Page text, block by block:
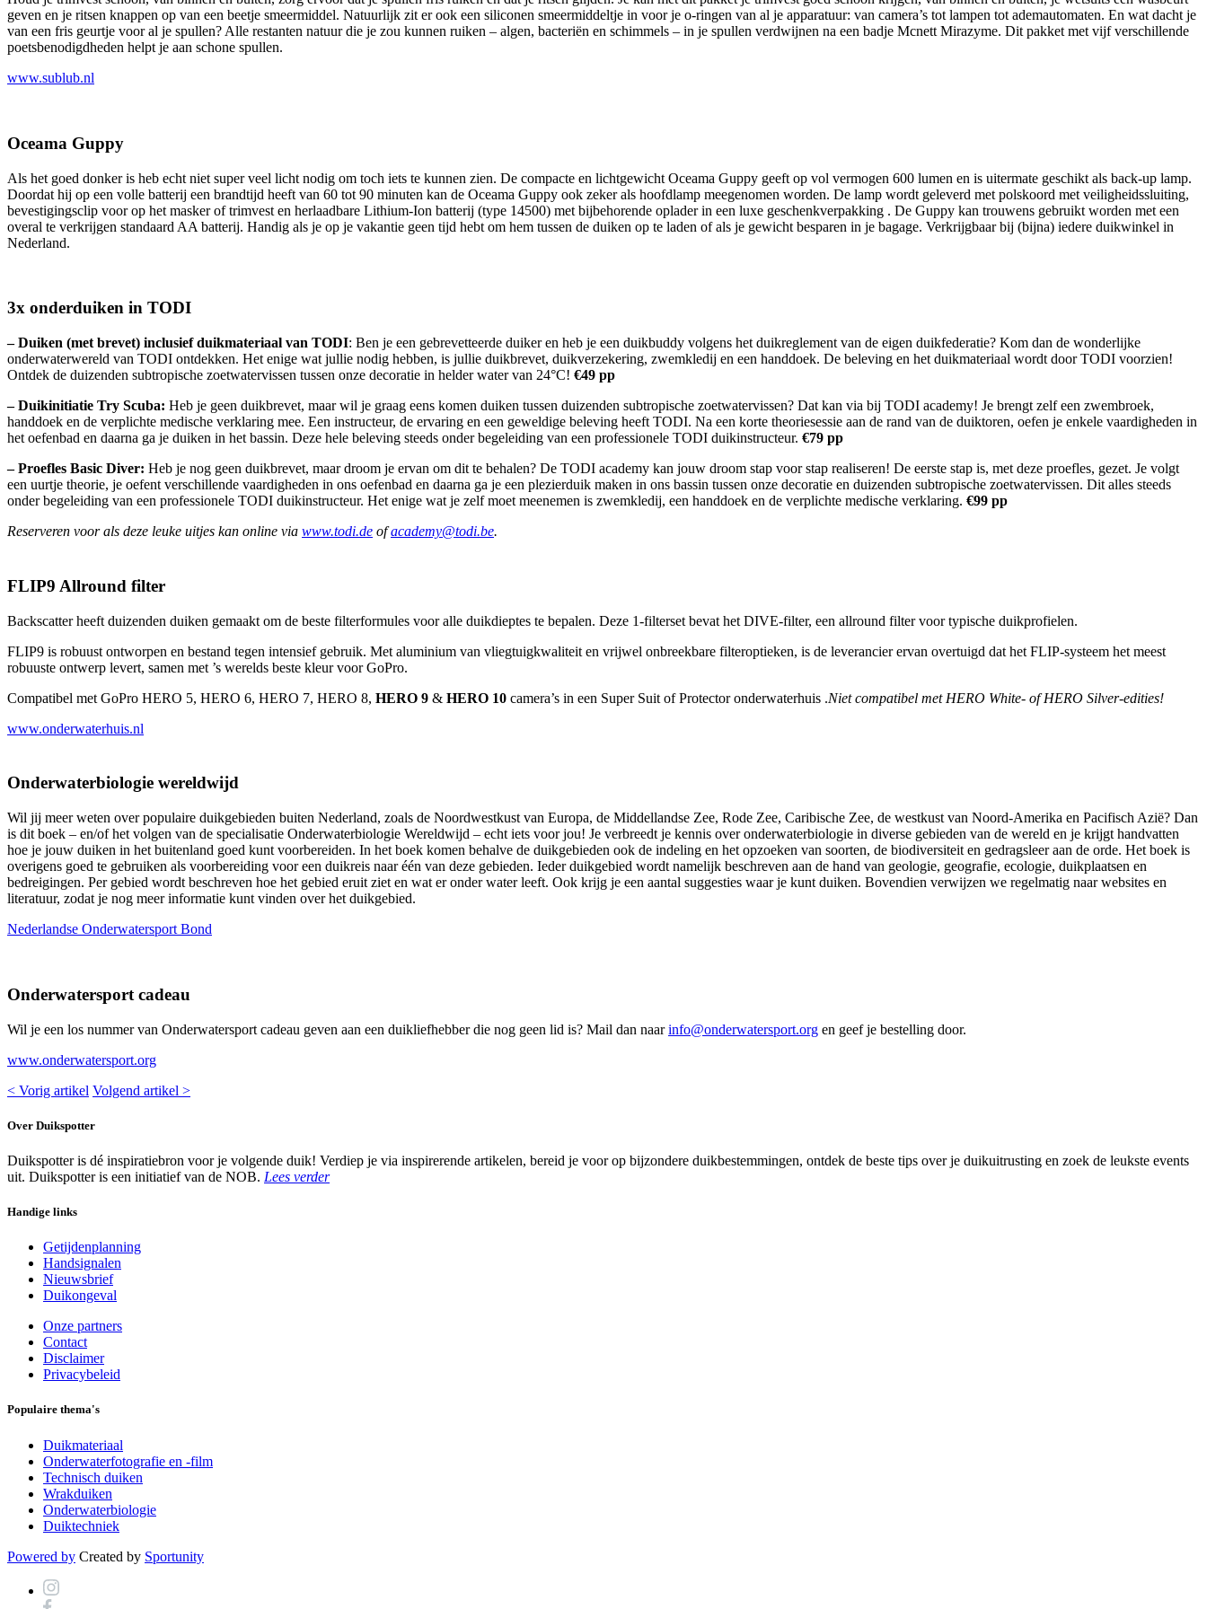
geven en je ritsen knappen op van een beetje smeermiddel. Natuurlijk zit er ook een siliconen smeermiddeltje in voor je o-ringen van al je apparatuur: van camera’s tot lampen tot ademautomaten. En wat dacht je
van een fris geurtje voor al je spullen? Alle restanten natuur die je zou kunnen ruiken – algen, bacteriën en schimmels – in je spullen verdwijnen na een badje Mcnett Mirazyme. Dit pakket met vijf verschillende
poetsbenodigdheden helpt je aan schone spullen.
www.sublub.nl
Oceama Guppy
Als het goed donker is heb echt niet super veel licht nodig om toch iets te kunnen zien. De compacte en lichtgewicht Oceama Guppy geeft op vol vermogen 600 lumen en is uitermate geschikt als back-up lamp.
Doordat hij op een volle batterij een brandtijd heeft van 60 tot 90 minuten kan de Oceama Guppy ook zeker als hoofdlamp meegenomen worden. De lamp wordt geleverd met polskoord met veiligheidssluiting,
bevestigingsclip voor op het masker of trimvest en herlaadbare Lithium-Ion batterij (type 14500) met bijbehorende oplader in een luxe geschenkverpakking . De Guppy kan trouwens gebruikt worden met een
overal te verkrijgen standaard AA batterij. Handig als je op je vakantie geen tijd hebt om hem tussen de duiken op te laden of als je gewicht besparen in je bagage. Verkrijgbaar bij (bijna) iedere duikwinkel in
Nederland.
3x onderduiken in TODI
– Duiken (met brevet) inclusief duikmateriaal van TODI: Ben je een gebrevetteerde duiker en heb je een duikbuddy volgens het duikreglement van de eigen duikfederatie? Kom dan de wonderlijke
onderwaterwereld van TODI ontdekken. Het enige wat jullie nodig hebben, is jullie duikbrevet, duikverzekering, zwemkledij en een handdoek. De beleving en het duikmateriaal wordt door TODI voorzien!
Ontdek de duizenden subtropische zoetwatervissen tussen onze decoratie in helder water van 24°C! €49 pp
– Duikinitiatie Try Scuba: Heb je geen duikbrevet, maar wil je graag eens komen duiken tussen duizenden subtropische zoetwatervissen? Dat kan via bij TODI academy! Je brengt zelf een zwembroek,
handdoek en de verplichte medische verklaring mee. Een instructeur, de ervaring en een geweldige beleving heeft TODI. Na een korte theoriesessie aan de rand van de duiktoren, oefen je enkele vaardigheden in
het oefenbad en daarna ga je duiken in het bassin. Deze hele beleving steeds onder begeleiding van een professionele TODI duikinstructeur. €79 pp
– Proefles Basic Diver: Heb je nog geen duikbrevet, maar droom je ervan om dit te behalen? De TODI academy kan jouw droom stap voor stap realiseren! De eerste stap is, met deze proefles, gezet. Je volgt
een uurtje theorie, je oefent verschillende vaardigheden in ons oefenbad en daarna ga je een plezierduik maken in ons bassin tussen onze decoratie en duizenden subtropische zoetwatervissen. Dit alles steeds
onder begeleiding van een professionele TODI duikinstructeur. Het enige wat je zelf moet meenemen is zwemkledij, een handdoek en de verplichte medische verklaring. €99 pp
Reserveren voor als deze leuke uitjes kan online via www.todi.de ofacademy@todi.be.
FLIP9 Allround filter
Backscatter heeft duizenden duiken gemaakt om de beste filterformules voor alle duikdieptes te bepalen. Deze 1-filterset bevat het DIVE-filter, een allround filter voor typische duikprofielen.
FLIP9 is robuust ontworpen en bestand tegen intensief gebruik. Met aluminium van vliegtuigkwaliteit en vrijwel onbreekbare filteroptieken, is de leverancier ervan overtuigd dat het FLIP-systeem het meest
robuuste ontwerp levert, samen met ’s werelds beste kleur voor GoPro.
Compatibel met GoPro HERO 5, HERO 6, HERO 7, HERO 8, HERO 9 & HERO 10 camera’s in een Super Suit of Protector onderwaterhuis .Niet compatibel met HERO White- of HERO Silver-edities!
www.onderwaterhuis.nl
Onderwaterbiologie wereldwijd
Wil jij meer weten over populaire duikgebieden buiten Nederland, zoals de Noordwestkust van Europa, de Middellandse Zee, Rode Zee, Caribische Zee, de westkust van Noord-Amerika en Pacifisch Azië? Dan
is dit boek – en/of het volgen van de specialisatie Onderwaterbiologie Wereldwijd – echt iets voor jou! Je verbreedt je kennis over onderwaterbiologie in diverse gebieden van de wereld en je krijgt handvatten
hoe je jouw duiken in het buitenland goed kunt voorbereiden. In het boek komen behalve de duikgebieden ook de indeling en het opzoeken van soorten, de biodiversiteit en gedragsleer aan de orde. Het boek is
overigens goed te gebruiken als voorbereiding voor een duikreis naar één van deze gebieden. Ieder duikgebied wordt namelijk beschreven aan de hand van geologie, geografie, ecologie, duikplaatsen en
bedreigingen. Per gebied wordt beschreven hoe het gebied eruit ziet en wat er onder water leeft. Ook krijg je een aantal suggesties waar je kunt duiken. Bovendien verwijzen we regelmatig naar websites en
literatuur, zodat je nog meer informatie kunt vinden over het duikgebied.
Nederlandse Onderwatersport Bond
Onderwatersport cadeau
Wil je een los nummer van Onderwatersport cadeau geven aan een duikliefhebber die nog geen lid is? Mail dan naarinfo@onderwatersport.org en geef je bestelling door.
www.onderwatersport.org
< Vorig artikel Volgend artikel >
Over Duikspotter
Duikspotter is dé inspiratiebron voor je volgende duik! Verdiep je via inspirerende artikelen, bereid je voor op bijzondere duikbestemmingen, ontdek de beste tips over je duikuitrusting en zoek de leukste events
uit. Duikspotter is een initiatief van de NOB. Lees verder
Handige links
Getijdenplanning
Handsignalen
Nieuwsbrief
Duikongeval
Onze partners
Contact
Disclaimer
Privacybeleid
Populaire thema's
Duikmateriaal
Onderwaterfotografie en -film
Technisch duiken
Wrakduiken
Onderwaterbiologie
Duiktechniek
Powered by Created by Sportunity